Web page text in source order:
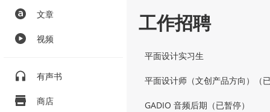
文章
视频
有声书
商店
工作招聘
平面设计实习生
平面设计师（文创产品方向）（
GADIO 音频后期（已暂停）